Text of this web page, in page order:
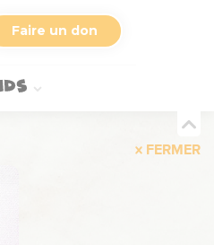
Faire un don
FERMER